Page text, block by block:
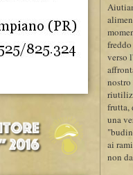
verso
frutta,
una
ai
non